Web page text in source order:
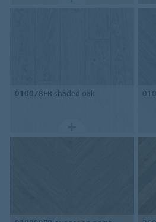
010078FR shaded oak